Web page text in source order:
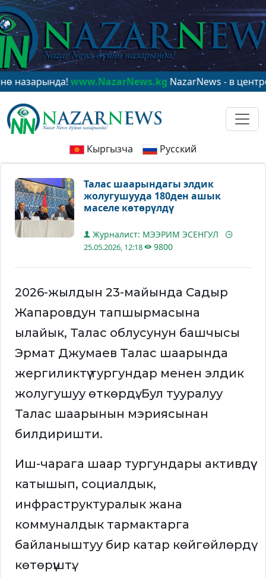
www.NazarNews.kgNazarNews - в центре
Кыргызча Русский
Талас шаарындагы элдик
жолугушууда 180ден ашык
маселе көтөрүлдү
Журналист: МЭЭРИМ ЭСЕНГУЛ
25.05.2026, 12:18 9800
2026-жылдын 23-майында Садыр
Жапаровдун тапшырмасына
ылайык, Талас облусунун башчысы
Эрмат Джумаев Талас шаарында
жергиликтүү тургундар менен элдик
жолугушуу өткөрдү. Бул тууралуу
Талас шаарынын мэриясынан
билдиришти.
Иш-чарага шаар тургундары активдүү
катышып, социалдык,
инфраструктуралык жана
коммуналдык тармактарга
байланыштуу бир катар көйгөйлөрдү
көтөрүштү.